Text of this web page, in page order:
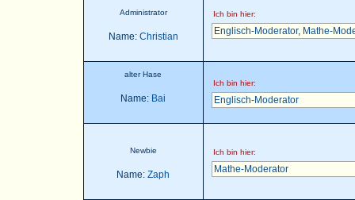
Administrator
Name: Christian
Ich bin hier:
Englisch-Moderator, Mathe-
alter Hase
Name: Bai
Ich bin hier:
Englisch-Moderator
Newbie
Name: Zaph
Ich bin hier:
Mathe-Moderator